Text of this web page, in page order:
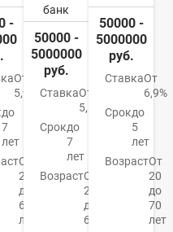
-
От
5,9%
до
7
лет
От
22
до
65
лет
банк
50000 -
5000000
руб.
СтавкаОт
5,5%
Срокдо
7
лет
ВозрастОт
23
до
65
50000 -
5000000
руб.
СтавкаОт
6,9%
Срокдо
5
лет
ВозрастОт
20
до
70
лет